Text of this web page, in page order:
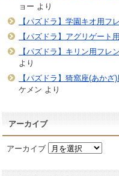
ョー より
【パズドラ】学園キオ用フ
【パズドラ】アグリゲート
【パズドラ】キリン用フレ
より
【パズドラ】猗窩座(あか
ケメン より
アーカイブ
アーカイブ